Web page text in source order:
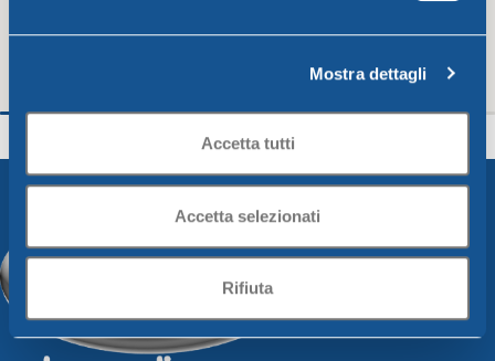
Mostra dettagli
Accetta tutti
Accetta selezionati
Rifiuta
3,94€
3,40€